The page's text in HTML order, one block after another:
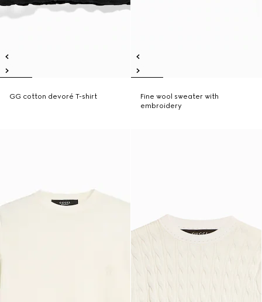
GG cotton devoré T-shirt
Fine wool sweater with
embroidery